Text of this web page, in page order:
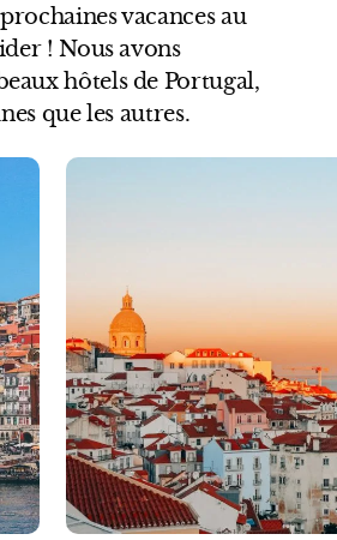
vacances au
! Nous avons
hôtels de Portugal,
que les autres.